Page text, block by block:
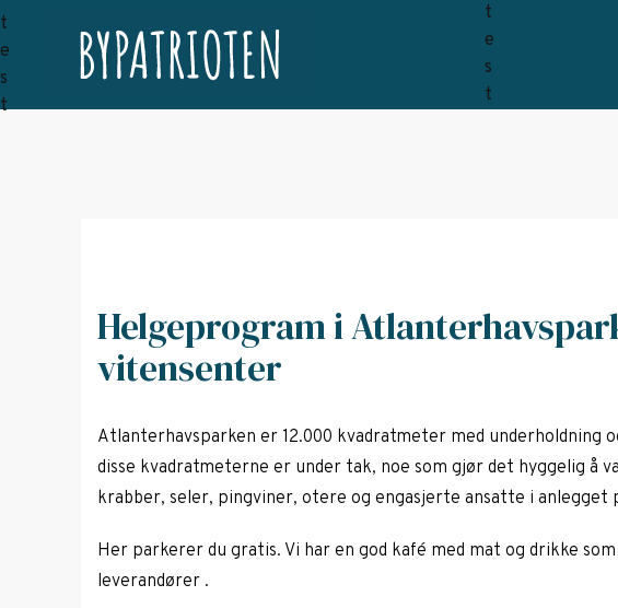
Helgeprogram i
vitensenter
Atlanterhavsparken er 12.000 kvadratmeter med underholdning
disse kvadratmeterne er under tak, noe som gjør det hyggelig å
krabber, seler, pingviner, otere og engasjerte ansatte i anlegget
Her parkerer du gratis. Vi har en god kafé med mat og drikke
leverandører .